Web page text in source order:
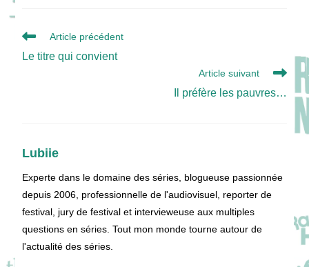
Read
articles
Article précédent
Le titre qui convient
Article suivant
Il préfère les pauvres…
Lubiie
Experte dans le domaine des séries, blogueuse passionnée
depuis 2006, professionnelle de l'audiovisuel, reporter de
festival, jury de festival et intervieweuse aux multiples
questions en séries. Tout mon monde tourne autour de
l'actualité des séries.